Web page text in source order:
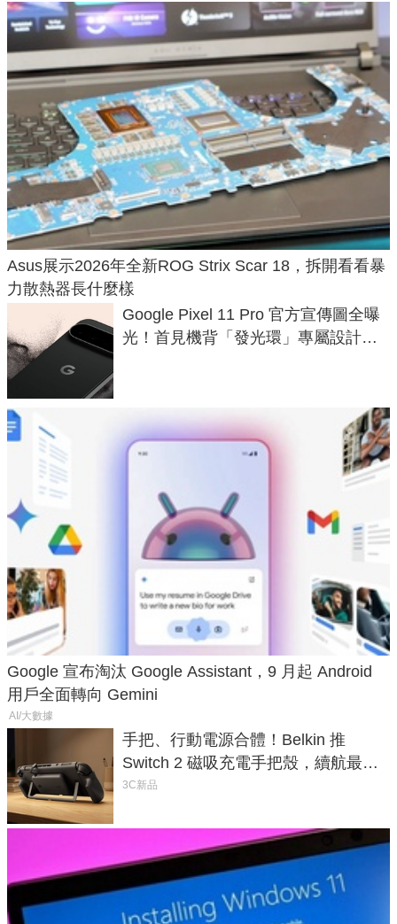
Asus展示2026年全新ROG Strix Scar 18，拆開看看暴
力散熱器長什麼樣
Google Pixel 11 Pro 官方宣傳圖全曝
光！首見機背「發光環」專屬設計、
Google 宣布淘汰 Google Assistant，9 月起 Android
用戶全面轉向 Gemini
AI/大數據
手把、行動電源合體！Belkin 推
Switch 2 磁吸充電手把殼，續航最高
延長 1.5 倍
3C新品